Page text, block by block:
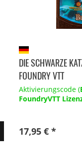
DIE SCHWARZE
FOUNDRY VTT
Aktivierungscode (
FoundryVTT
17,95 € *